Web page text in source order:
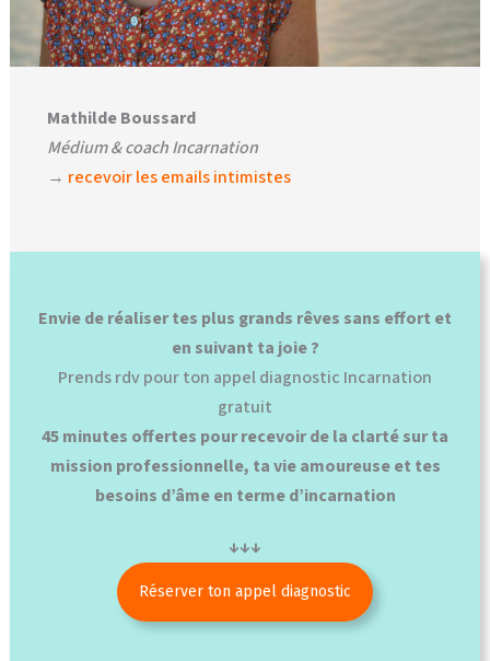
Mathilde Boussard
Médium & coach Incarnation
→ recevoir les emails intimistes
Envie de réaliser tes plus grands rêves sans effort et
en suivant ta joie ?
Prends rdv pour ton appel diagnostic Incarnation
gratuit
45 minutes offertes pour recevoir de la clarté sur ta
mission professionnelle, ta vie amoureuse et tes
besoins d’âme en terme d’incarnation
↓↓↓
Réserver ton appel diagnostic